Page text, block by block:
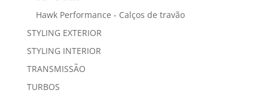
Hawk Performance - Calços de travão
STYLING EXTERIOR
STYLING INTERIOR
TRANSMISSÃO
TURBOS